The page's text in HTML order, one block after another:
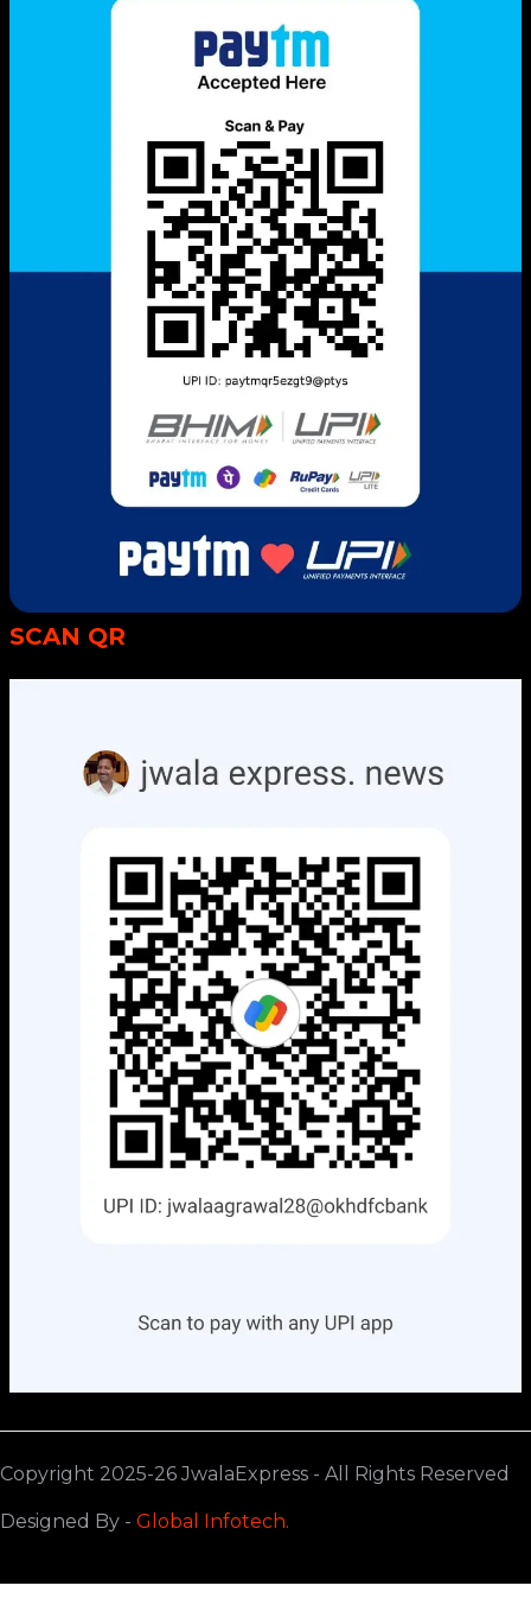
SCAN QR
Copyright 2025-26 JwalaExpress - All Rights Reserved
Designed By - Global Infotech.